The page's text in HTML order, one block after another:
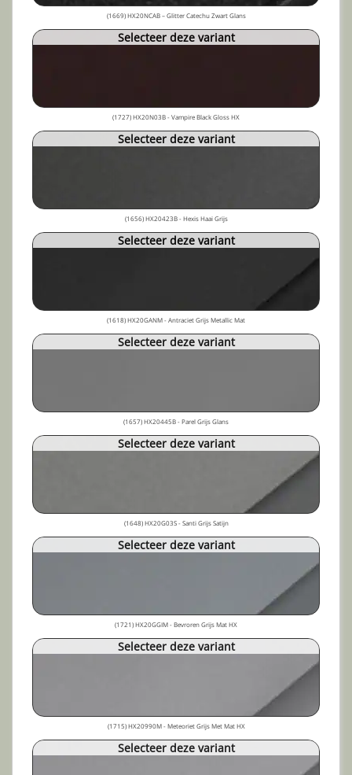
(1669) HX20NCAB – Glitter Catechu Zwart Glans
Selecteer deze variant
(1727) HX20N03B - Vampire Black Gloss HX
Selecteer deze variant
(1656) HX20423B - Hexis Haai Grijs
Selecteer deze variant
(1618) HX20GANM - Antraciet Grijs Metallic Mat
Selecteer deze variant
(1657) HX20445B - Parel Grijs Glans
Selecteer deze variant
(1648) HX20G03S - Santi Grijs Satijn
Selecteer deze variant
(1721) HX20GGIM - Bevroren Grijs Mat HX
Selecteer deze variant
(1715) HX20990M - Meteoriet Grijs Met Mat HX
Selecteer deze variant